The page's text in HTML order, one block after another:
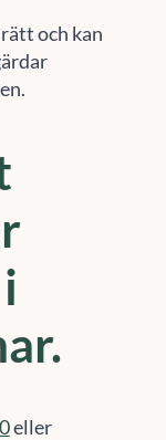
och kan
eller